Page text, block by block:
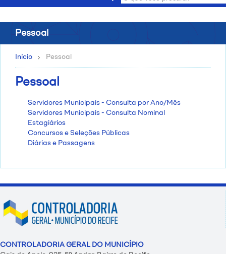
Pessoal
Início Pessoal
Pessoal
Servidores Municipais - Consulta por Ano/Mês
Servidores Municipais - Consulta Nominal
Estagiários
Concursos e Seleções Públicas
Diárias e Passagens
CONTROLADORIA GERAL DO MUNICÍPIO